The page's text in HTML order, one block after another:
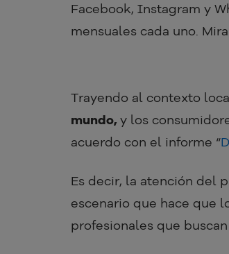
Facebook, Instagram y
mensuales cada uno.
Trayendo al contexto
mundo, y los
acuerdo con el informe “
Es decir, la atención del
escenario que hace que
profesionales que